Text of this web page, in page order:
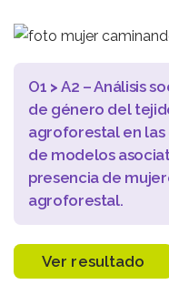
O1 >A2 – Análisis
de género del
agroforestal en
de modelos
presencia de
agroforestal.
Ver resultado